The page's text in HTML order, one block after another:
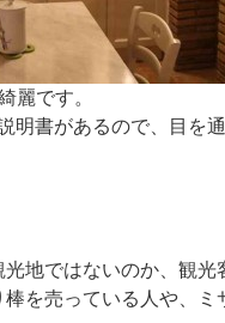
麗です。
明書があるので、目を
地ではないのか、観光
を売っている人や、ミ